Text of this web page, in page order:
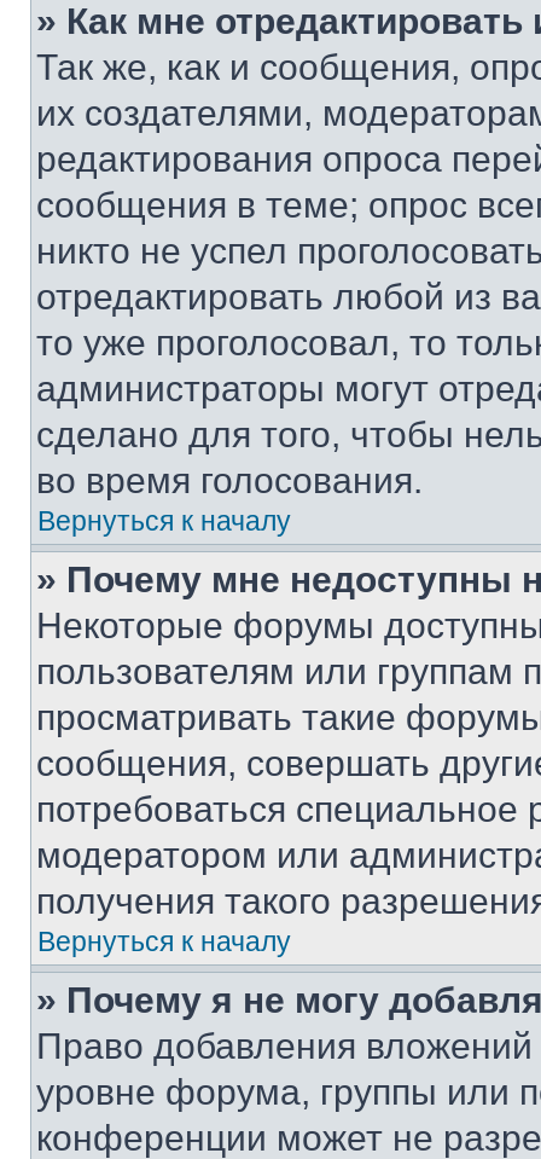
» Как мне
Так же, как и сообщения,
их создателями,
редактирования опроса
сообщения в теме; опрос
никто не успел
отредактировать любой из
то уже проголосовал, то
администраторы могут
сделано для того, чтобы
во время голосования.
Вернуться к началу
» Почему мне недоступны
Некоторые форумы
пользователям или группам
просматривать такие
сообщения, совершать
потребоваться
модератором или
получения такого
Вернуться к началу
» Почему я не могу
Право добавления
уровне форума, группы или
конференции может не